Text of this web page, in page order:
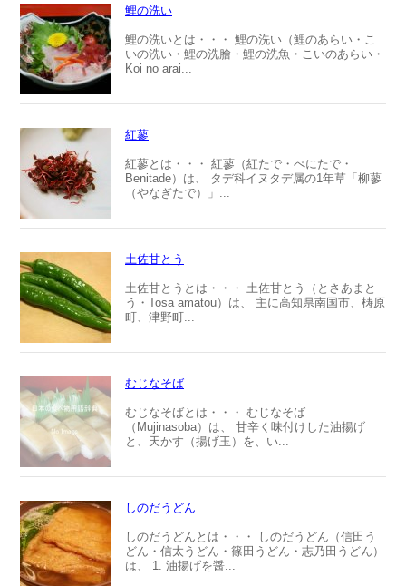
鯉の洗い
鯉の洗いとは・・・ 鯉の洗い（鯉のあらい・こ
いの洗い・鯉の洗膾・鯉の洗魚・こいのあらい・
Koi no arai...
紅蓼
紅蓼とは・・・ 紅蓼（紅たで・べにたで・
Benitade）は、 タデ科イヌタデ属の1年草「柳蓼
（やなぎたで）」...
土佐甘とう
土佐甘とうとは・・・ 土佐甘とう（とさあまと
う・Tosa amatou）は、 主に高知県南国市、梼原
町、津野町...
むじなそば
むじなそばとは・・・ むじなそば
（Mujinasoba）は、 甘辛く味付けした油揚げ
と、天かす（揚げ玉）を、い...
しのだうどん
しのだうどんとは・・・ しのだうどん（信田う
どん・信太うどん・篠田うどん・志乃田うどん）
は、 1. 油揚げを醤...